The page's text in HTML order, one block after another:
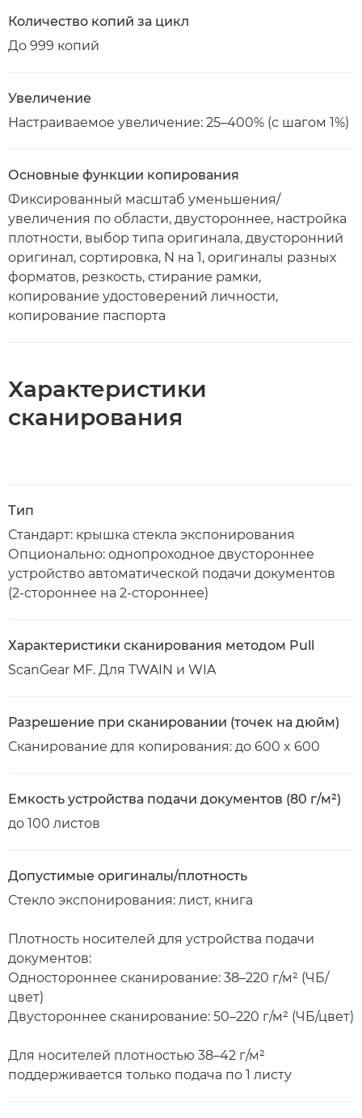
Количество копий за цикл
До 999 копий
Увеличение
Настраиваемое увеличение: 25–400% (с шагом 1%)
Основные функции копирования
Фиксированный масштаб уменьшения/
увеличения по области, двустороннее, настройка
плотности, выбор типа оригинала, двусторонний
оригинал, сортировка, N на 1, оригиналы разных
форматов, резкость, стирание рамки,
копирование удостоверений личности,
копирование паспорта
Характеристики
сканирования
Тип
Стандарт: крышка стекла экспонирования
Опционально: однопроходное двустороннее
устройство автоматической подачи документов
(2-стороннее на 2-стороннее)
Характеристики сканирования методом Pull
ScanGear MF. Для TWAIN и WIA
Разрешение при сканировании (точек на дюйм)
Сканирование для копирования: до 600 x 600
Емкость устройства подачи документов (80 г/м²)
до 100 листов
Допустимые оригиналы/плотность
Стекло экспонирования: лист, книга
Плотность носителей для устройства подачи
документов:
Одностороннее сканирование: 38–220 г/м² (ЧБ/
цвет)
Двустороннее сканирование: 50–220 г/м² (ЧБ/цвет)
Для носителей плотностью 38–42 г/м²
поддерживается только подача по 1 листу